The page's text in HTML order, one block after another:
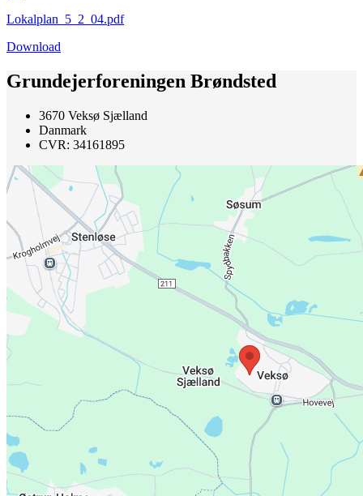
Lokalplan_5_2_04.pdf
Download
Grundejerforeningen Brøndsted
3670 Veksø Sjælland
Danmark
CVR: 34161895